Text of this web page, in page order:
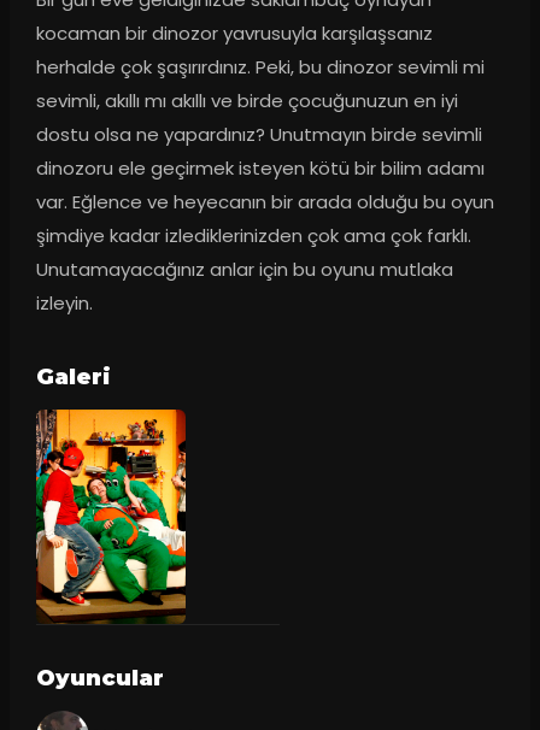
kocaman bir dinozor yavrusuyla karşılaşsanız
herhalde çok şaşırırdınız. Peki, bu dinozor sevimli mi
sevimli, akıllı mı akıllı ve birde çocuğunuzun en iyi
dostu olsa ne yapardınız? Unutmayın birde sevimli
dinozoru ele geçirmek isteyen kötü bir bilim adamı
var. Eğlence ve heyecanın bir arada olduğu bu oyun
şimdiye kadar izlediklerinizden çok ama çok farklı.
Unutamayacağınız anlar için bu oyunu mutlaka
izleyin.
Galeri
Oyuncular